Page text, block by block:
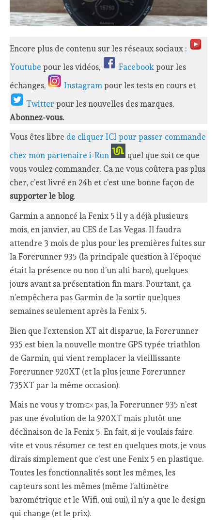
Encore plus de contenu sur les réseaux sociaux :
Youtube pour les vidéos, Facebookpour les
échanges,
Instagrampour les tests en cours et
Twitterpour les nouvelles des marques.
Abonnez-vous.
Vous êtes libre de cliquer ICI pour passer commande
chez mon partenaire i-Run
quel que soit ce que
vous voulez commander. Ca ne vous coûtera pas plus
cher, c’est livré en 24h et c’est une bonne façon de
supporter le blog.
Garmin a annoncé la Fenix 5 il y a déjà plusieurs
mois, en janvier, au CES de Las Vegas. Il faudra
attendre 3 mois de plus pour les premières fuites sur
la Forerunner 935 (la principale question à l’époque
était la présence ou non d’un alti baro), quelques
jours avant sa présentation fin mars. Pourtant, ça
n’empêchera pas Garmin de la sortir quelques
semaines seulement après la Fenix 5.
Bien que l’extension XT ait disparue, la Forerunner
935 est bien la nouvelle montre GPS typée triathlon
de Garmin, qui vient remplacer la vieillissante
Forerunner 920XT (et la plus jeune Forerunner
735XT par la même occasion).
Mais ne vous y trompez pas, la Forerunner 935 n’est
pas une évolution de la 920XT mais plutôt une
déclinaison de la Fenix 5. En fait, si je voulais faire
vite et vous résumer ce test en quelques mots, je vous
dirais simplement que c’est une Fenix 5 en plastique.
Toutes les fonctionnalités sont les mêmes, les
capteurs sont les mêmes (même l’altimètre
barométrique et le Wifi, oui oui), il n’y a que le design
qui change (et le prix).